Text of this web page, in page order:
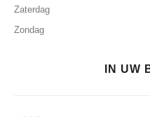
Zaterdag
Zondag
IN UW